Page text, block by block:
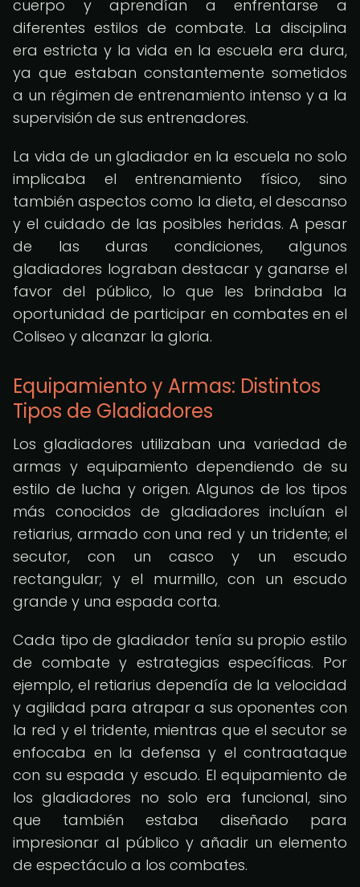
cuerpo y aprendían a enfrentarse a
diferentes estilos de combate. La disciplina
era estricta y la vida en la escuela era dura,
ya que estaban constantemente sometidos
a un régimen de entrenamiento intenso y a la
supervisión de sus entrenadores.
La vida de un gladiador en la escuela no solo
implicaba el entrenamiento físico, sino
también aspectos como la dieta, el descanso
y el cuidado de las posibles heridas. A pesar
de las duras condiciones, algunos
gladiadores lograban destacar y ganarse el
favor del público, lo que les brindaba la
oportunidad de participar en combates en el
Coliseo y alcanzar la gloria.
Equipamiento y Armas: Distintos
Tipos de Gladiadores
Los gladiadores utilizaban una variedad de
armas y equipamiento dependiendo de su
estilo de lucha y origen. Algunos de los tipos
más conocidos de gladiadores incluían el
retiarius, armado con una red y un tridente; el
secutor, con un casco y un escudo
rectangular; y el murmillo, con un escudo
grande y una espada corta.
Cada tipo de gladiador tenía su propio estilo
de combate y estrategias específicas. Por
ejemplo, el retiarius dependía de la velocidad
y agilidad para atrapar a sus oponentes con
la red y el tridente, mientras que el secutor se
enfocaba en la defensa y el contraataque
con su espada y escudo. El equipamiento de
los gladiadores no solo era funcional, sino
que también estaba diseñado para
impresionar al público y añadir un elemento
de espectáculo a los combates.